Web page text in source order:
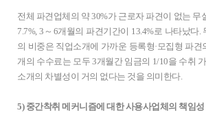
전체 파견업체의 약 30%가 근로자 파견이 없는
7.7%, 3～6개월의 파견기간이 13.4%로 나타났
의 비중은 직업소개에 가까운 등록형·모집형 파
개의 수수료는 모두 3개월간 임금의 1/10을 수취
소개의 차별성이 거의 없다는 것을 의미한다.
5) 중간착취 메커니즘에 대한 사용사업체의 책임성